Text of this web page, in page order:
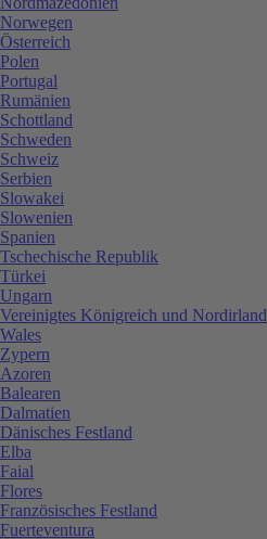
Norwegen
Österreich
Polen
Portugal
Rumänien
Schottland
Schweden
Schweiz
Serbien
Slowakei
Slowenien
Spanien
Tschechische Republik
Türkei
Ungarn
Vereinigtes Königreich und Nordirland
Wales
Zypern
Azoren
Balearen
Dalmatien
Dänisches Festland
Elba
Faial
Flores
Französisches Festland
Fuerteventura